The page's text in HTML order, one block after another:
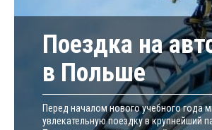
Поездка на
в Польше
Перед началом нового учебного года
увлекательную поездку в крупнейший